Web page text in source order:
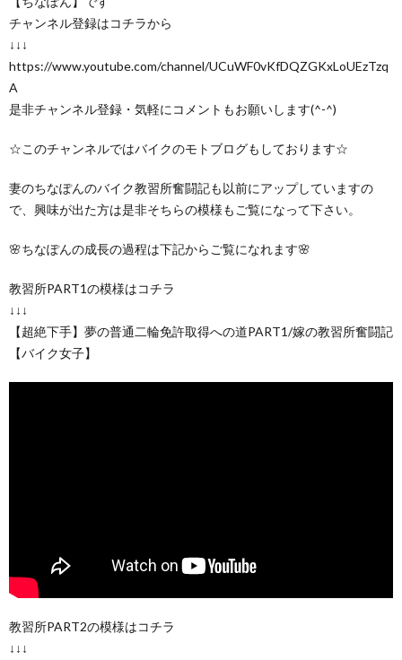
チャンネル登録はコチラから
↓↓↓
https://www.youtube.com/channel/UCuWF0vKfDQZGKxLoUEzTzq
A
是非チャンネル登録・気軽にコメントもお願いします(^-^)
☆このチャンネルではバイクのモトブログもしております☆
妻のちなぽんのバイク教習所奮闘記も以前にアップしていますの
で、興味が出た方は是非そちらの模様もご覧になって下さい。
🌸ちなぽんの成長の過程は下記からご覧になれます🌸
教習所PART1の模様はコチラ
↓↓↓
【超絶下手】夢の普通二輪免許取得への道PART1/嫁の教習所奮闘記
【バイク女子】
教習所PART2の模様はコチラ
↓↓↓